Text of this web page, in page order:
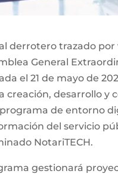
derrotero trazado
General
el 21 de mayo de
creación, desarrollo y
de entorno
del servicio
NotariTECH.
gestionará